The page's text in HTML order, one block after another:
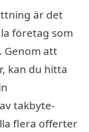
är det
företag som
Genom att
kan du hitta
takbyte-
flera offerter